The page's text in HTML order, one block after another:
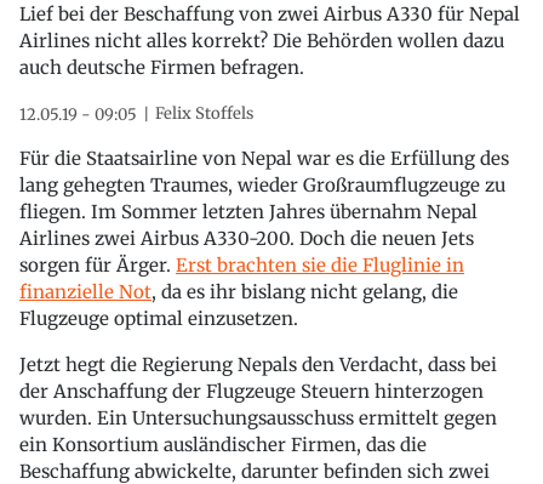
Lief bei der Beschaffung von zwei Airbus A330 für Nepal
Airlines nicht alles korrekt? Die Behörden wollen dazu
auch deutsche Firmen befragen.
12.05.19 - 09:05 Felix Stoffels
Für die Staatsairline von Nepal war es die Erfüllung des
lang gehegten Traumes, wieder Großraumflugzeuge zu
fliegen. Im Sommer letzten Jahres übernahm Nepal
Airlines zwei Airbus A330-200. Doch die neuen Jets
sorgen für Ärger. Erst brachten sie die Fluglinie in
finanzielle Not, da es ihr bislang nicht gelang, die
Flugzeuge optimal einzusetzen.
Jetzt hegt die Regierung Nepals den Verdacht, dass bei
der Anschaffung der Flugzeuge Steuern hinterzogen
wurden. Ein Untersuchungsausschuss ermittelt gegen
ein Konsortium ausländischer Firmen, das die
Beschaffung abwickelte, darunter befinden sich zwei